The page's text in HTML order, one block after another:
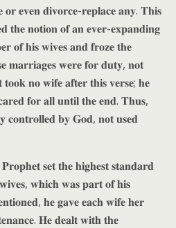
𝐞𝐯𝐞𝐧 𝐝𝐢𝐯𝐨𝐫𝐜𝐞-𝐫𝐞𝐩𝐥𝐚𝐜𝐞 𝐚𝐧𝐲. 𝐓𝐡𝐢𝐬
𝐭𝐡𝐞 𝐧𝐨𝐭𝐢𝐨𝐧 𝐨𝐟 𝐚𝐧 𝐞𝐯𝐞𝐫-𝐞𝐱𝐩𝐚𝐧𝐝𝐢𝐧𝐠
𝐨𝐟 𝐡𝐢𝐬 𝐰𝐢𝐯𝐞𝐬 𝐚𝐧𝐝 𝐟𝐫𝐨𝐳𝐞 𝐭𝐡𝐞
𝐦𝐚𝐫𝐫𝐢𝐚𝐠𝐞𝐬 𝐰𝐞𝐫𝐞 𝐟𝐨𝐫 𝐝𝐮𝐭𝐲, 𝐧𝐨𝐭
𝐧𝐨 𝐰𝐢𝐟𝐞 𝐚𝐟𝐭𝐞𝐫 𝐭𝐡𝐢𝐬 𝐯𝐞𝐫𝐬𝐞; 𝐡𝐞
𝐟𝐨𝐫 𝐚𝐥𝐥 𝐮𝐧𝐭𝐢𝐥 𝐭𝐡𝐞 𝐞𝐧𝐝. 𝐓𝐡𝐮𝐬,
𝐜𝐨𝐧𝐭𝐫𝐨𝐥𝐥𝐞𝐝 𝐛𝐲 𝐆𝐨𝐝, 𝐧𝐨𝐭 𝐮𝐬𝐞𝐝
𝐬𝐞𝐭 𝐭𝐡𝐞 𝐡𝐢𝐠𝐡𝐞𝐬𝐭 𝐬𝐭𝐚𝐧𝐝𝐚𝐫𝐝
𝐰𝐡𝐢𝐜𝐡 𝐰𝐚𝐬 𝐩𝐚𝐫𝐭 𝐨𝐟 𝐡𝐢𝐬
𝐡𝐞 𝐠𝐚𝐯𝐞 𝐞𝐚𝐜𝐡 𝐰𝐢𝐟𝐞 𝐡𝐞𝐫
𝐇𝐞 𝐝𝐞𝐚𝐥𝐭 𝐰𝐢𝐭𝐡 𝐭𝐡𝐞